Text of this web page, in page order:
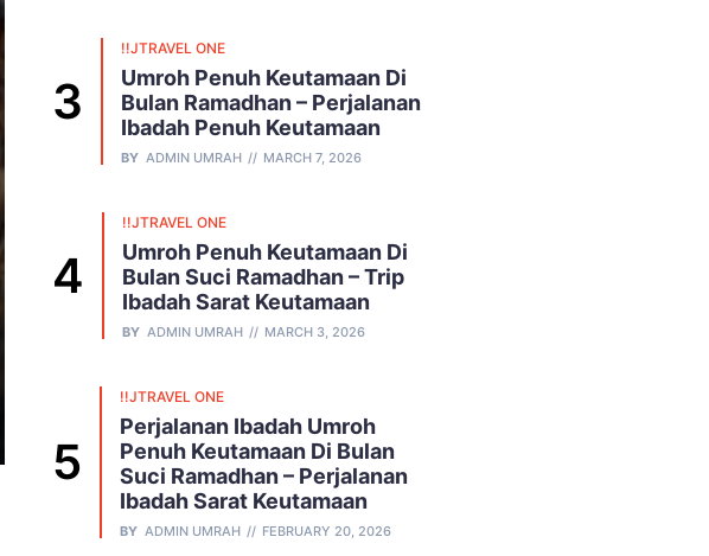
!!JTRAVEL ONE
Umroh Penuh Keutamaan Di
Bulan Ramadhan – Perjalanan
Ibadah Penuh Keutamaan
BY ADMIN UMRAH MARCH 7, 2026
!!JTRAVEL ONE
Umroh Penuh Keutamaan Di
Bulan Suci Ramadhan – Trip
Ibadah Sarat Keutamaan
BY ADMIN UMRAH MARCH 3, 2026
!!JTRAVEL ONE
Perjalanan Ibadah Umroh
Penuh Keutamaan Di Bulan
Suci Ramadhan – Perjalanan
Ibadah Sarat Keutamaan
BY ADMIN UMRAH FEBRUARY 20, 2026